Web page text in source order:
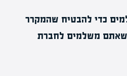
כדי להבטיח שהמקרר
שאתם משלמים לחברת